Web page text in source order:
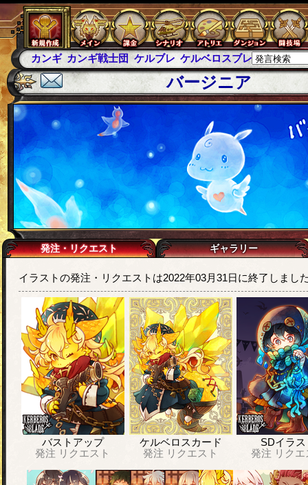
カンギ カンギ戦士団 ケルブレ ケルベロスブレイド スパ
バージニア
発注・リクエスト ギャラリー
イラストの発注・リクエストは2022年03月31日に終了しまし
バストアップ
発注 リクエスト
ケルベロスカード
発注 リクエスト
SDイラス
発注 リク